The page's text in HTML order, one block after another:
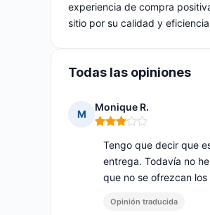
experiencia de compra
sitio por su calidad y
Todas las opiniones
M
Monique R.
Nota: 3 de 5
Tengo que decir que
entrega. Todavía no
que no se ofrezcan
Opinión traducida